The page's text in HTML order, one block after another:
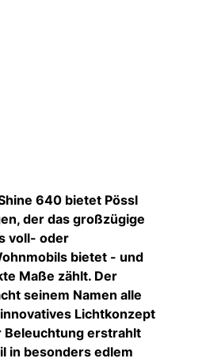
640 bietet Pössl
der das großzügige
voll- oder
bietet - und
Maße zählt. Der
seinem Namen alle
Lichtkonzept
Beleuchtung erstrahlt
in besonders edlem